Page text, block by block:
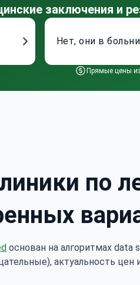
заключения и
Нет, они в
Прямые цены
по
основан на алгоритмах data
актуальность цен